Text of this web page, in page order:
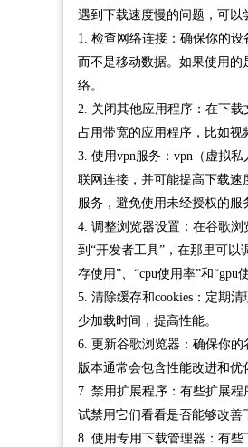
遇到下载速度慢的问题，可以
1. 检查网络连接：确保你的
而不是移动数据。如果使用
络。
2. 关闭其他应用程序：在下
占用带宽的应用程序，比如视
3. 使用vpn服务：vpn（虚拟
联网连接，并可能提高下载速
服务，避免使用未经授权的服
4. 调整浏览器设置：在谷歌
到“开发者工具”，在那里可以
存使用”、“cpu使用率”和“gpu
5. 清除缓存和cookies：定期
少加载时间，提高性能。
6. 更新谷歌浏览器：确保你
版本通常会包含性能改进和优
7. 禁用扩展程序：有些扩展
试禁用它们看看是否能够改善
8. 使用专用下载管理器：有些